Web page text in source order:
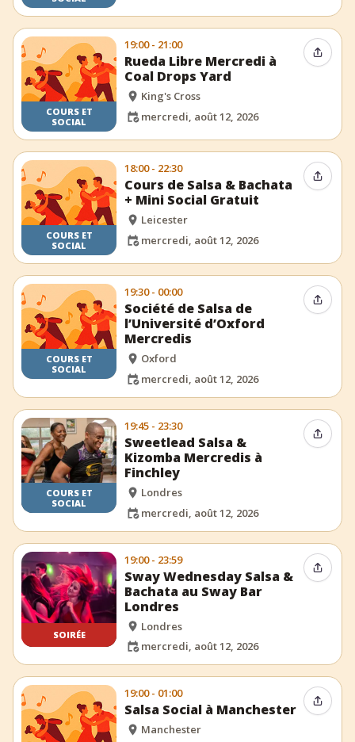
COURS ET
SOCIAL
19:00 - 21:00
Rueda Libre Mercredi à
Coal Drops Yard
King's Cross
mercredi, août 12, 2026
COURS ET
SOCIAL
18:00 - 22:30
Cours de Salsa & Bachata
+ Mini Social Gratuit
Leicester
mercredi, août 12, 2026
COURS ET
SOCIAL
19:30 - 00:00
Société de Salsa de
l’Université d’Oxford
Mercredis
Oxford
mercredi, août 12, 2026
COURS ET
SOCIAL
19:45 - 23:30
Sweetlead Salsa &
Kizomba Mercredis à
Finchley
Londres
mercredi, août 12, 2026
SOIRÉE
19:00 - 23:59
Sway Wednesday Salsa &
Bachata au Sway Bar
Londres
Londres
mercredi, août 12, 2026
19:00 - 01:00
Salsa Social à Manchester
Manchester